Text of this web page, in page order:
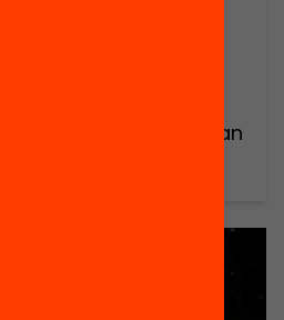
the teaching
and educational
of the new European